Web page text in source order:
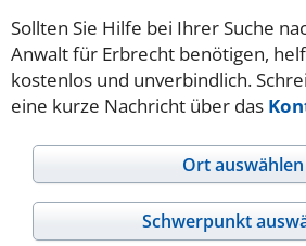
Sollten Sie Hilfe bei Ihrer Suche
Anwalt für Erbrecht benötigen,
kostenlos und unverbindlich.
eine kurze Nachricht über das
Ort auswählen
Schwerpunkt